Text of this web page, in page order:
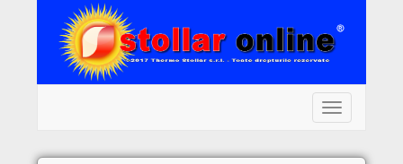
Toggle
navigation